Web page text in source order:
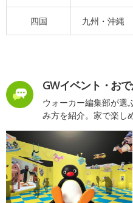
四国 九州・沖縄
GWイベント・お
ウォーカー編集部が選
み方を紹介。家で楽し